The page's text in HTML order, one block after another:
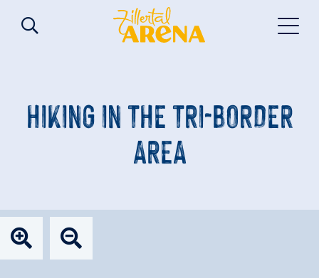
HIKING IN THE TRI-BORDER
AREA